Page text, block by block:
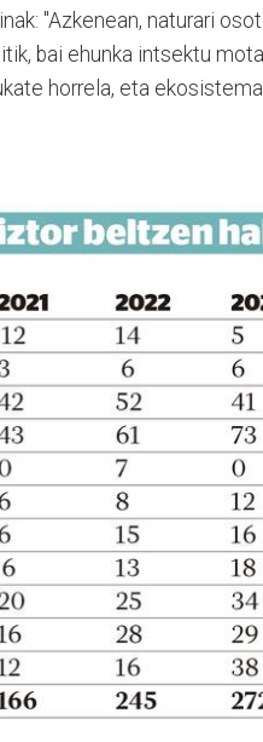
"Azkenean, naturari
bai ehunka intsektu
horrela, eta